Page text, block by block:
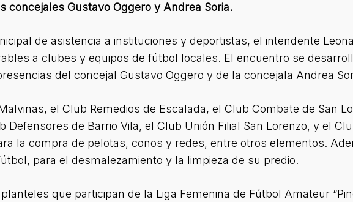
concejales Gustavo Oggero y Andrea Soria.
de asistencia a instituciones y deportistas, el intendente
a clubes y equipos de fútbol locales. El encuentro se
del concejal Gustavo Oggero y de la concejala Andrea
el Club Remedios de Escalada, el Club Combate de San
Defensores de Barrio Vila, el Club Unión Filial San Lorenzo, y el
la compra de pelotas, conos y redes, entre otros elementos.
para el desmalezamiento y la limpieza de su predio.
que participan de la Liga Femenina de Fútbol Amateur